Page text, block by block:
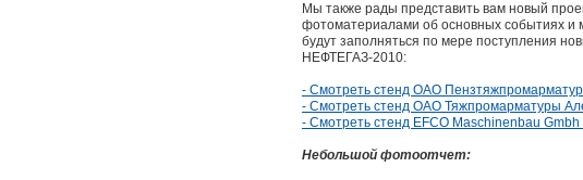
Мы также рады представить вам новый
фотоматериалами об основных событиях и
будут заполняться по мере поступления
НЕФТЕГАЗ-2010:
- Смотреть стенд ОАО
- Смотреть стенд ОАО Тяжпромарматуры
- Смотреть стенд EFCO Maschinenbau
Небольшой фотоотчет: